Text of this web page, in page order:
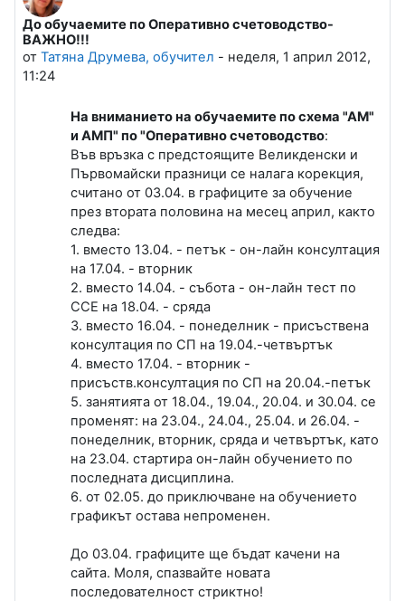
До обучаемите по Оперативно счетоводство-
ВАЖНО!!!
от Татяна Друмева, обучител - неделя, 1 април 2012,
11:24
Number of replies: 0
На вниманието на обучаемите по схема "АМ"
и АМП" по "Оперативно счетоводство:
Във връзка с предстоящите Великденски и
Първомайски празници се налага корекция,
считано от 03.04. в графиците за обучение
през втората половина на месец април, както
следва:
1. вместо 13.04. - петък - он-лайн консултация
на 17.04. - вторник
2. вместо 14.04. - събота - он-лайн тест по
ССЕ на 18.04. - сряда
3. вместо 16.04. - понеделник - присъствена
консултация по СП на 19.04.-четвъртък
4. вместо 17.04. - вторник -
присъств.консултация по СП на 20.04.-петък
5. занятията от 18.04., 19.04., 20.04. и 30.04. се
променят: на 23.04., 24.04., 25.04. и 26.04. -
понеделник, вторник, сряда и четвъртък, като
на 23.04. стартира он-лайн обучението по
последната дисциплина.
6. от 02.05. до приключване на обучението
графикът остава непроменен.
До 03.04. графиците ще бъдат качени на
сайта. Моля, спазвайте новата
последователност стриктно!